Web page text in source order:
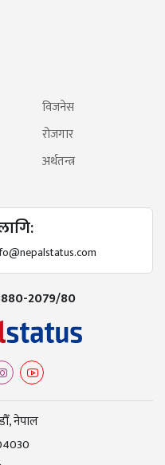
विजनेस
रोजगार
अर्थतन्त्र
2079/80
नेपाल